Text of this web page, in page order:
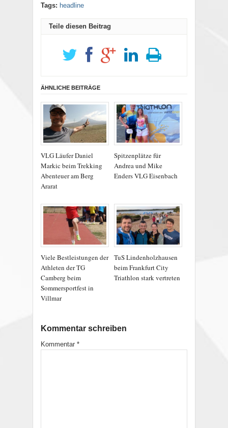
Tags: headline
Teile diesen Beitrag
ÄHNLICHE BEITRÄGE
VLG Läufer Daniel
Markic beim Trekking
Abenteuer am Berg
Ararat
Spitzenplätze für
Andrea und Mike
Enders VLG Eisenbach
Viele Bestleistungen der
Athleten der TG
Camberg beim
Sommersportfest in
Villmar
TuS Lindenholzhausen
beim Frankfurt City
Triathlon stark vertreten
Kommentar schreiben
Kommentar *